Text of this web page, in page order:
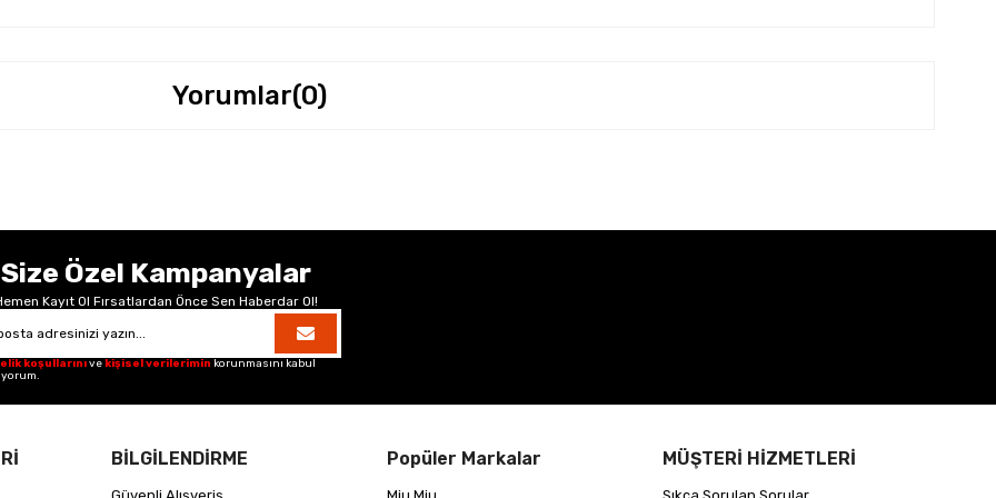
Yorumlar(0)
Size Özel Kampanyalar
Kayıt Ol Fırsatlardan Önce Sen Haberdar Ol!
koşullarınıve kişisel verilerimin korunmasını kabul
BİLGİLENDİRME Popüler Markalar MÜŞTERİ HİZMETLERİ